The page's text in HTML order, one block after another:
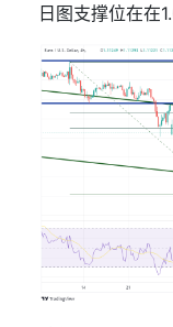
日图支撑位在在